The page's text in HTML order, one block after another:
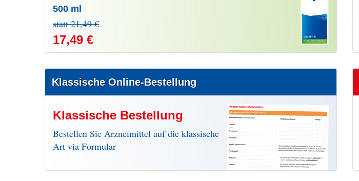
500 ml
statt 21,49 €
17,49 €
Klassische Online-Bestellung
Klassische Bestellung
Bestellen Sie Arzneimittel auf die klassische
Art via Formular